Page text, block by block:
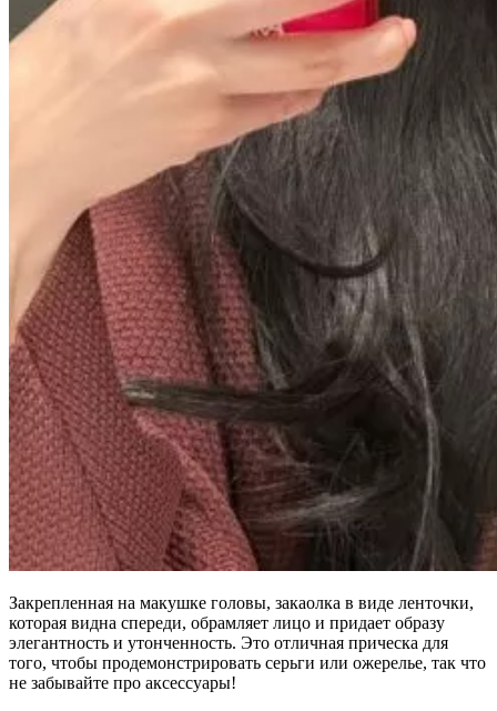
Закрепленная на макушке головы, закаолка в виде ленточки,
которая видна спереди, обрамляет лицо и придает образу
элегантность и утонченность. Это отличная прическа для
того, чтобы продемонстрировать серьги или ожерелье, так что
не забывайте про аксессуары!